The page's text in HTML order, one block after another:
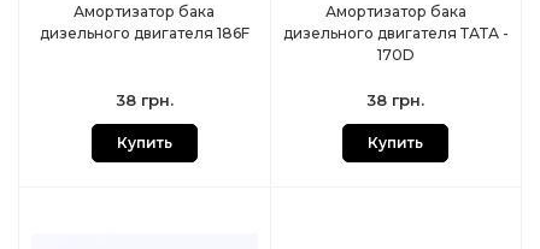
Амортизатор бака
дизельного двигателя 186F
38 грн.
Купить
Амортизатор бака
дизельного двигателя ТАТА -
170D
38 грн.
Купить